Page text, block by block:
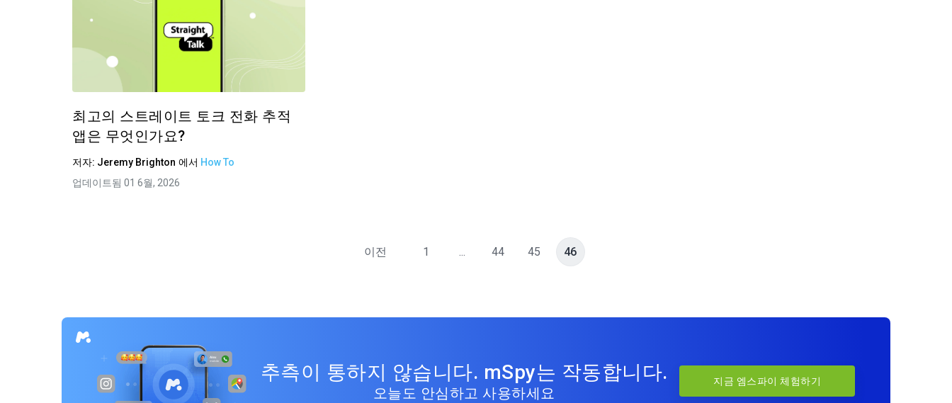
최고의 스트레이트 토크 전화 추적
앱은 무엇인가요?
저자: Jeremy Brighton 에서 How To
업데이트됨 01 6월, 2026
이전 1 ... 44 45 46
추측이 통하지 않습니다. mSpy는 작동합니다.
오늘도 안심하고 사용하세요
지금 엠스파이 체험하기